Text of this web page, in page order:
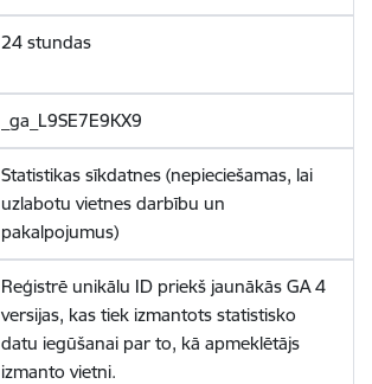
24 stundas
_ga_L9SE7E9KX9
Statistikas sīkdatnes (nepieciešamas, lai
uzlabotu vietnes darbību un
pakalpojumus)
Reģistrē unikālu ID priekš jaunākās GA 4
versijas, kas tiek izmantots statistisko
datu iegūšanai par to, kā apmeklētājs
izmanto vietni.